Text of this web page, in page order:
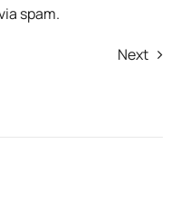
spam.
Next